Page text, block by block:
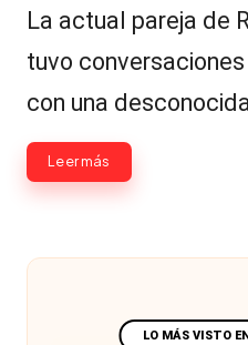
s
y
F
ar
á
d
Realitys,
Tierra
Brava,
Gran
Hermano
Tendencias
La actual pareja de
tuvo
con una
Leer más